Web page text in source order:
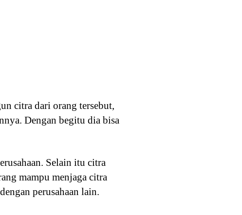
citra dari orang tersebut,
Dengan begitu dia bisa
Selain itu citra
mampu menjaga citra
perusahaan lain.